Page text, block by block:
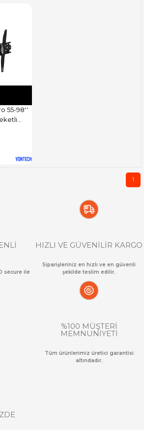
55-98''
1
secure ile
HIZLI VE GÜVENİLİR KARGO
Siparişleriniz en hızlı ve en güvenli
şekilde teslim edilir.
%100 MÜŞTERİ
MEMNUNİYETİ
Tüm ürünlerimiz üretici garantisi
altındadır.